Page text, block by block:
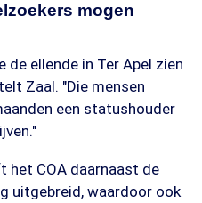
mogen
de ellende in Ter Apel zien
Zaal. "Die mensen
een statushouder
het COA daarnaast de
uitgebreid, waardoor ook